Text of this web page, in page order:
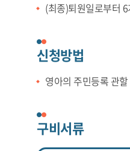
(최종)퇴원일로부터
신청방법
영아의 주민등록 관
구비서류